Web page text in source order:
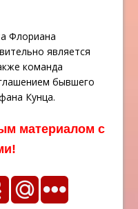
Флориана
является
команда
бывшего
Кунца.
материалом с